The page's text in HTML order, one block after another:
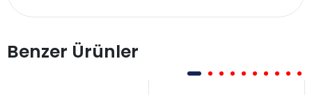
Benzer Ürünler